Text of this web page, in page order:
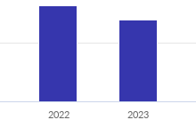
2022 2023